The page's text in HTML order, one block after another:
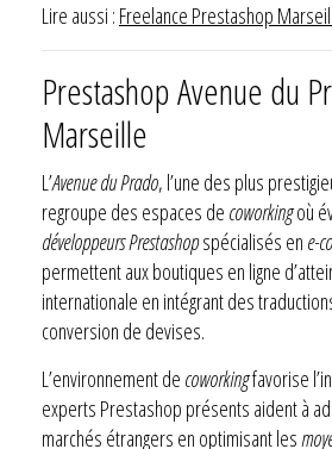
Lire aussi : Freelance Prestashop
Prestashop Avenue du
Marseille
L’Avenue du Prado, l’une des plus
regroupe des espaces de coworkingoù
développeurs Prestashopspécialisés en e-
permettent aux boutiques en ligne
internationale en intégrant des
conversion de devises.
L’environnement de coworkingfavorise
experts Prestashop présents aident à
marchés étrangers en optimisant les